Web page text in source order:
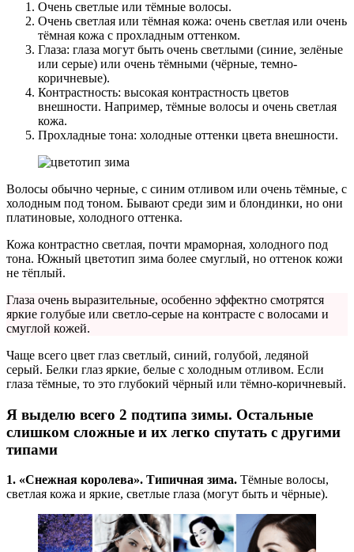
Очень светлые или тёмные волосы.
Очень светлая или тёмная кожа: очень светлая или очень
тёмная кожа с прохладным оттенком.
Глаза: глаза могут быть очень светлыми (синие, зелёные
или серые) или очень тёмными (чёрные, темно-
коричневые).
Контрастность: высокая контрастность цветов
внешности. Например, тёмные волосы и очень светлая
кожа.
Прохладные тона: холодные оттенки цвета внешности.
Волосы обычно черные, с синим отливом или очень тёмные, с
холодным под тоном. Бывают среди зим и блондинки, но они
платиновые, холодного оттенка.
Кожа контрастно светлая, почти мраморная, холодного под
тона. Южный цветотип зима более смуглый, но оттенок кожи
не тёплый.
Глаза очень выразительные, особенно эффектно смотрятся
яркие голубые или светло-серые на контрасте с волосами и
смуглой кожей.
Чаще всего цвет глаз светлый, синий, голубой, ледяной
серый. Белки глаз яркие, белые с холодным отливом. Если
глаза тёмные, то это глубокий чёрный или тёмно-коричневый.
Я выделю всего 2 подтипа зимы. Остальные
слишком сложные и их легко спутать с другими
типами
1. «Снежная королева». Типичная зима. Тёмные волосы,
светлая кожа и яркие, светлые глаза (могут быть и чёрные).